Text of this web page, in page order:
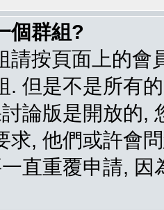
個群組?
請按頁面上的會
. 但是不是所有
論版是開放的,
求, 他們或許會
直重覆申請, 因